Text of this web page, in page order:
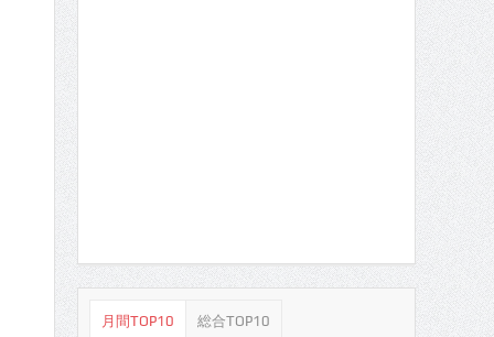
瀧内公美 主演・長編・ヌード
2014/10/16 に投稿された